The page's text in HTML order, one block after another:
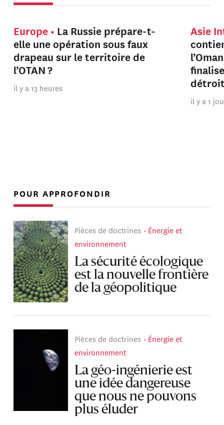
Europe
La Russie prépare-t-
elle une opération sous faux
drapeau sur le territoire de
l’OTAN ?
il y a 13 heures
Asie
il y a 1
POUR APPROFONDIR
Pièces de doctrines
Énergie et
environnement
La sécurité écologique
est la nouvelle frontière
de la géopolitique
Pièces de doctrines
Énergie et
environnement
La géo-ingénierie est
une idée dangereuse
que nous ne pouvons
plus éluder